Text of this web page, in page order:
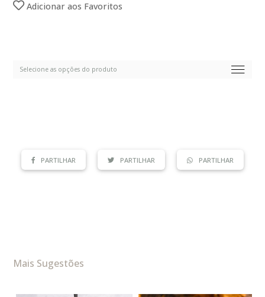
Adicionar aos Favoritos
PARTILHAR PARTILHAR PARTILHAR
Mais Sugestões